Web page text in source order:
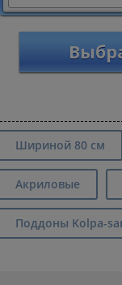
Шириной 80 см
Акриловые
Поддоны Kolpa-